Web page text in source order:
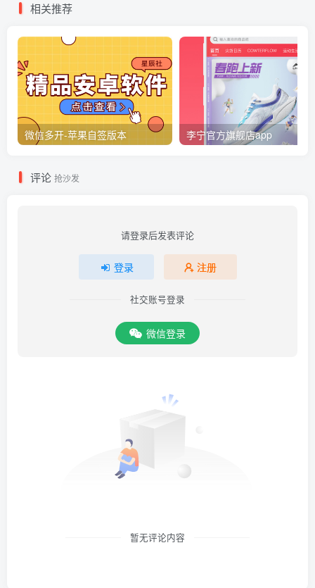
相关推荐
微信多开-苹果自签版本 李宁官方旗舰店app
评论 抢沙发
请登录后发表评论
登录 注册
社交账号登录
微信登录
暂无评论内容